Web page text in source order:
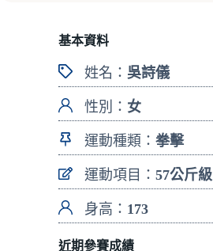
基本資料
姓名： 吳詩儀
性別： 女
運動種類： 拳擊
運動項目： 57公斤級
身高： 173
近期參賽成績